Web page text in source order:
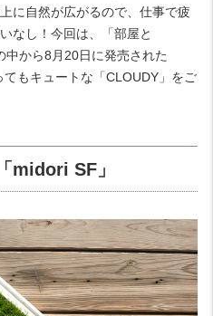
に自然が広がるので、仕事で疲
なし！今回は、「部屋と
中から8月20日に発売された
てもキュートな「CLOUDY」をご
midori SF」